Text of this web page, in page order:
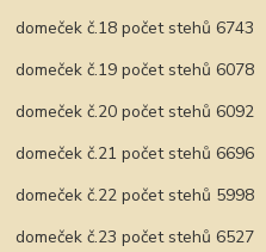
domeček č.18 počet stehů 6743
domeček č.19 počet stehů 6078
domeček č.20 počet stehů 6092
domeček č.21 počet stehů 6696
domeček č.22 počet stehů 5998
domeček č.23 počet stehů 6527